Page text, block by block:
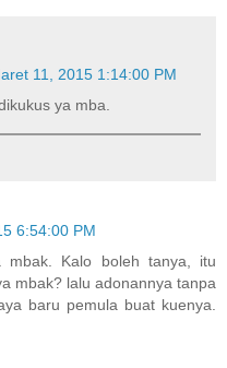
11, 2015 1:14:00 PM
ya mba.
6:54:00 PM
mbak. Kalo boleh tanya, itu
mbak? lalu adonannya tanpa
baru pemula buat kuenya.